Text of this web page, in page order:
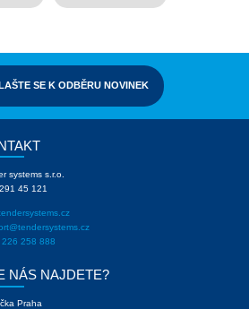
SE K ODBĚRU NOVINEK
systems s.r.o.
45 121
226 258 888
NÁS NAJDETE?
Praha